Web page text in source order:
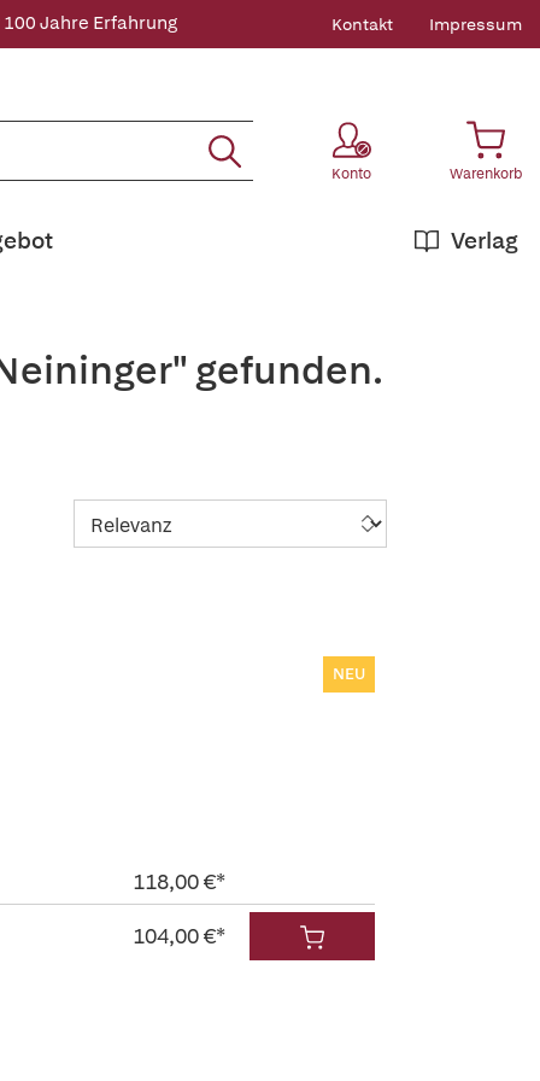
100 Jahre Erfahrung Kontakt Impressum
Konto Warenkorb
Verlag
gefunden.
NEU
118,00 €*
104,00 €*